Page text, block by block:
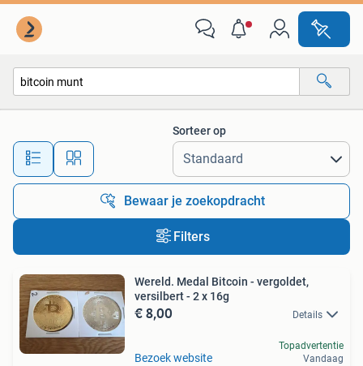
Alle afstanden…
Sorteer op
Bewaar je zoekopdracht
Filters
Wereld. Medal Bitcoin - vergoldet,
versilbert - 2 x 16g
€ 8,00 Details
Bezoek website
Topadvertentie
Vandaag